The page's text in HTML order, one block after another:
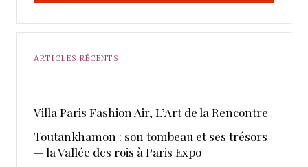
ARTICLES RÉCENTS
​Villa Paris Fashion Air, ​L’Art de la Rencontre
Toutankhamon : son tombeau et ses trésors
— la Vallée des rois à Paris Expo